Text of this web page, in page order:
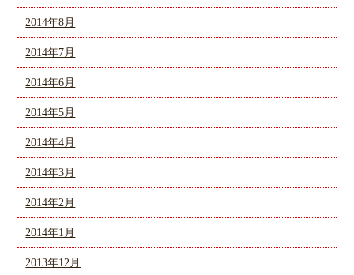
2014年8月
2014年7月
2014年6月
2014年5月
2014年4月
2014年3月
2014年2月
2014年1月
2013年12月